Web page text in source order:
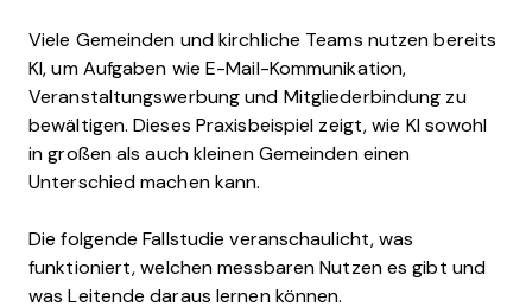
Viele Gemeinden und kirchliche Teams nutzen bereits
KI, um Aufgaben wie E-Mail-Kommunikation,
Veranstaltungswerbung und Mitgliederbindung zu
bewältigen. Dieses Praxisbeispiel zeigt, wie KI sowohl
in großen als auch kleinen Gemeinden einen
Unterschied machen kann.
Die folgende Fallstudie veranschaulicht, was
funktioniert, welchen messbaren Nutzen es gibt und
was Leitende daraus lernen können.